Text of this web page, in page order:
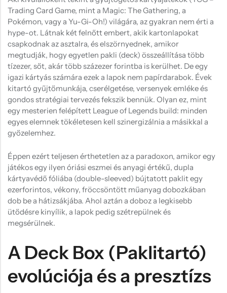
Trading Card Game, mint a Magic: The Gathering, a
Pokémon, vagy a Yu-Gi-Oh!) világára, az gyakran nem érti a
hype-ot. Látnak két felnőtt embert, akik kartonlapokat
csapkodnak az asztalra, és elszörnyednek, amikor
megtudják, hogy egyetlen pakli (deck) összeállítása több
tízezer, sőt, akár több százezer forintba is kerülhet. De egy
igazi kártyás számára ezek a lapok nem papírdarabok. Évek
kitartó gyűjtőmunkája, cserélgetése, versenyek emléke és
gondos stratégiai tervezés fekszik bennük. Olyan ez, mint
egy mesterien felépített League of Legends build: minden
egyes elemnek tökéletesen kell szinergizálnia a másikkal a
győzelemhez.
Éppen ezért teljesen érthetetlen az a paradoxon, amikor egy
játékos egy ilyen óriási eszmei és anyagi értékű, dupla
kártyavédő fóliába (double-sleeved) bújtatott paklit egy
ezerforintos, vékony, fröccsöntött műanyag dobozkában
dob be a hátizsákjába. Ahol aztán a doboz a legkisebb
ütődésre kinyílik, a lapok pedig szétrepülnek és
megsérülnek.
A Deck Box (Paklitartó)
evolúciója és a presztízs
Hűtőmágnes, Kitűző
Plüss
Sapka
Táska, pénztárca
Egyedi céges ajándékok
Egyéb ajándék ötletek